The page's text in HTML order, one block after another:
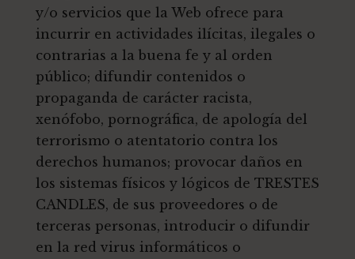
y/o servicios que la Web ofrece para
incurrir en actividades ilícitas, ilegales o
contrarias a la buena fe y al orden
público; difundir contenidos o
propaganda de carácter racista,
xenófobo, pornográfica, de apología del
terrorismo o atentatorio contra los
derechos humanos; provocar daños en
los sistemas físicos y lógicos de TRESTES
CANDLES, de sus proveedores o de
terceras personas, introducir o difundir
en la red virus informáticos o